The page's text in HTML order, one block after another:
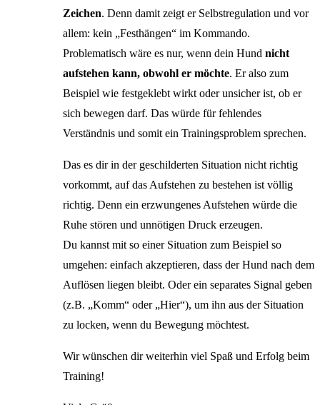
Zeichen. Denn damit zeigt er Selbstregulation und vor
allem: kein „Festhängen“ im Kommando.
Problematisch wäre es nur, wenn dein Hund nicht
aufstehen kann, obwohl er möchte. Er also zum
Beispiel wie festgeklebt wirkt oder unsicher ist, ob er
sich bewegen darf. Das würde für fehlendes
Verständnis und somit ein Trainingsproblem sprechen.
Das es dir in der geschilderten Situation nicht richtig
vorkommt, auf das Aufstehen zu bestehen ist völlig
richtig. Denn ein erzwungenes Aufstehen würde die
Ruhe stören und unnötigen Druck erzeugen.
Du kannst mit so einer Situation zum Beispiel so
umgehen: einfach akzeptieren, dass der Hund nach dem
Auflösen liegen bleibt. Oder ein separates Signal geben
(z.B. „Komm“ oder „Hier“), um ihn aus der Situation
zu locken, wenn du Bewegung möchtest.
Wir wünschen dir weiterhin viel Spaß und Erfolg beim
Training!